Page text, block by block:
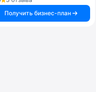
Получить бизнес-план